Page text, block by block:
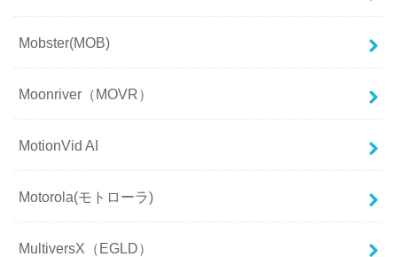
Mobster(MOB)
Moonriver（MOVR）
MotionVid AI
Motorola(モトローラ)
MultiversX（EGLD）